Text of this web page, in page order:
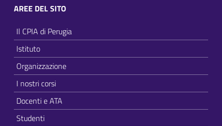
AREE DEL SITO
Il CPIA di Perugia
Istituto
Organizzazione
I nostri corsi
Docenti e ATA
Studenti